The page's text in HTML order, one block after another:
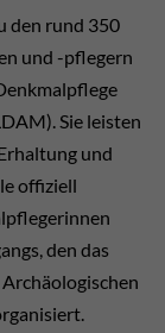
den rund 350
und -pflegern
Sie leisten
und
offiziell
den das